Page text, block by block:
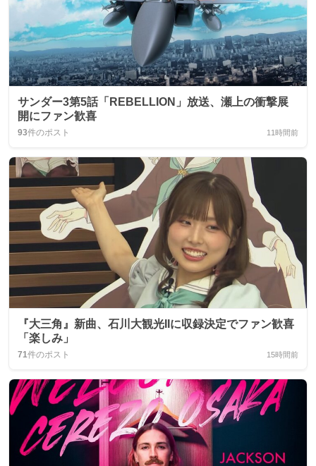
サンダー3第5話「REBELLION」放送、瀬上の衝撃展
開にファン歓喜
93件のポスト 11時間前
『大三角』新曲、石川大観光IIに収録決定でファン歓喜
「楽しみ」
71件のポスト 15時間前